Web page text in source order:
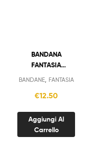
BANDANA
FANTASIA
FARFALLE
BANDANE, FANTASIA
€12.50
Aggiungi Al
Carrello